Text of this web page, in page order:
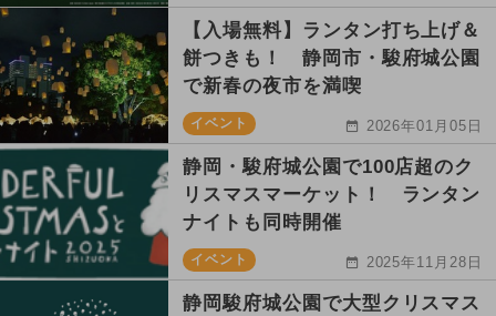
【入場無料】ランタン打ち上げ＆
餅つきも！ 静岡市・駿府城公園
で新春の夜市を満喫
イベント 2026年01月05日
静岡・駿府城公園で100店超のク
リスマスマーケット！ ランタン
ナイトも同時開催
イベント 2025年11月28日
静岡駿府城公園で大型クリスマス